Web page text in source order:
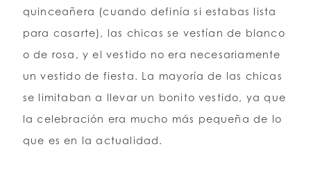
quinceañera (cuando definía si estabas lista
para casarte), las chicas se vestían de blanco
o de rosa, y el vestido no era necesariamente
un vestido de fiesta. La mayoría de las chicas
se limitaban a llevar un bonito vestido, ya que
la celebración era mucho más pequeña de lo
que es en la actualidad.